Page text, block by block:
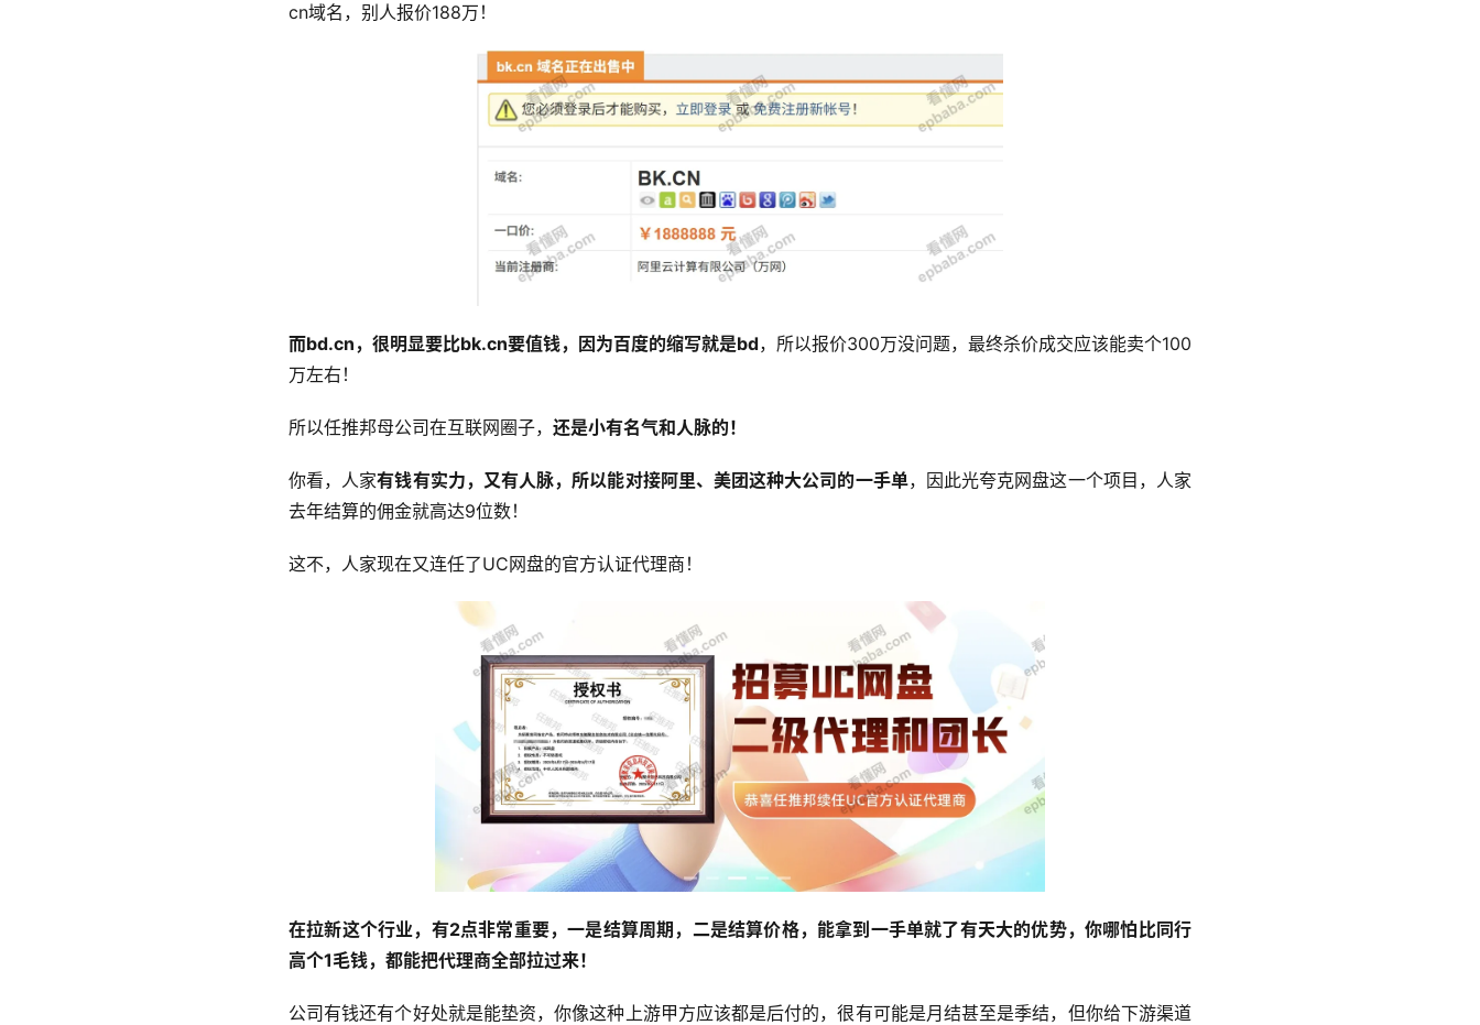
cn域名，别人报价188万！
而bd.cn，很明显要比bk.cn要值钱，因为百度的缩写就是bd，所以报价300万没问题，最终杀价成交应该能卖个100
万左右！
所以任推邦母公司在互联网圈子， 还是小有名气和人脉的！
你看，人家有钱有实力，又有人脉，所以能对接阿里、美团这种大公司的一手单，因此光夸克网盘这一个项目，人家
去年结算的佣金就高达9位数！
这不，人家现在又连任了UC网盘的官方认证代理商！
在拉新这个行业，有2点非常重要，一是结算周期，二是结算价格，能拿到一手单就了有天大的优势，你哪怕比同行
高个1毛钱，都能把代理商全部拉过来！
公司有钱还有个好处就是能垫资，你像这种上游甲方应该都是后付的，很有可能是月结甚至是季结，但你给下游渠道